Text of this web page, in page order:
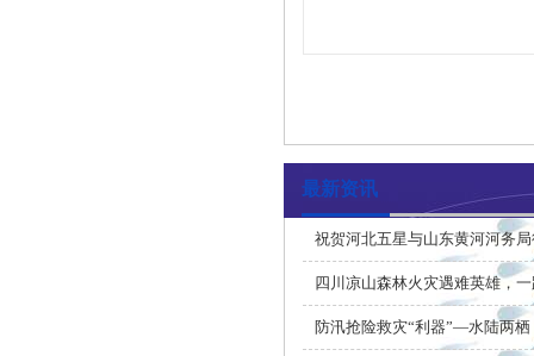
最新资讯
祝贺河北五星与山东黄河河务
四川凉山森林火灾遇难英雄，
防汛抢险救灾“利器”—水陆两栖